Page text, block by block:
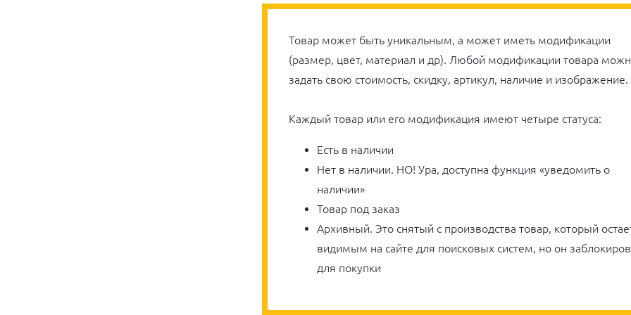
Товар может быть уникальным, а может иметь модификации
(размер, цвет, материал и др). Любой модификации товара
задать свою стоимость, скидку, артикул, наличие и изображение.
Каждый товар или его модификация имеют четыре статуса:
Есть в наличии
Нет в наличии. НО! Ура, доступна функция «уведомить о
наличии»
Товар под заказ
Архивный. Это снятый с производства товар, который
видимым на сайте для поисковых систем, но он
для покупки